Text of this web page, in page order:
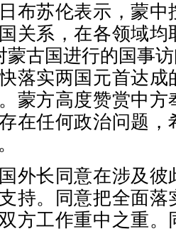
苏伦表示，蒙中
关系，在各领域
蒙古国进行的国事
落实两国元首达
蒙方高度赞赏中
在任何政治问题
长同意在涉及彼
持。同意把全面
方工作重中之重